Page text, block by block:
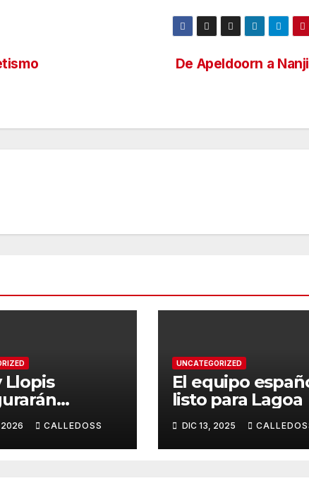
De Apeldoorn a
Llopis
de
2026 CALLEDOSS
UNCATEGORIZED
El equipo
listo para Lagoa
DIC 13, 2025